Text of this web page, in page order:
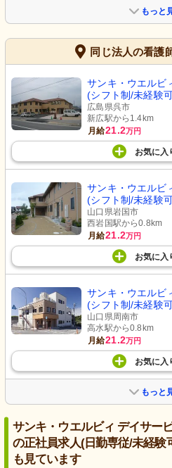
もっと
同じ法人の看護
サンキ・ウエルビ
(シフト制/未経験
広島県呉市
新広駅から1.4km
月給21.2万円
お気に入
サンキ・ウエルビ
(シフト制/未経験
山口県岩国市
西岩国駅から0.8km
月給21.2万円
お気に入
サンキ・ウエルビ
(シフト制/未経験
山口県周南市
高水駅から0.8km
月給21.2万円
お気に入
もっと
サンキ・ウエルビィ デイサー
の正社員求人(日勤専従/未経験
も見ています